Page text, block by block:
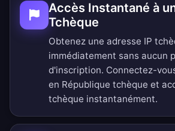
Accès Instantané à
Tchèque
Obtenez une adresse IP
immédiatement sans aucun
d'inscription. Connectez-
en République tchèque et
tchèque instantanément.